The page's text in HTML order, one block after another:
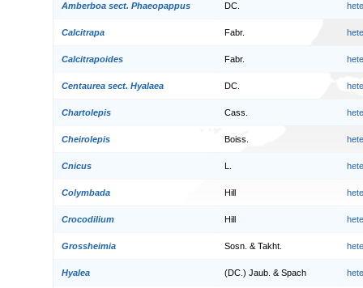
Amberboa sect. Phaeopappus DC.
Calcitrapa Fabr.
Calcitrapoides Fabr.
Centaurea sect. Hyalaea DC.
Chartolepis Cass.
Cheirolepis Boiss.
Cnicus
Colymbada Hill
Crocodilium Hill
Grossheimia Sosn. & Takht.
Hyalea (DC.) Jaub. & Spach